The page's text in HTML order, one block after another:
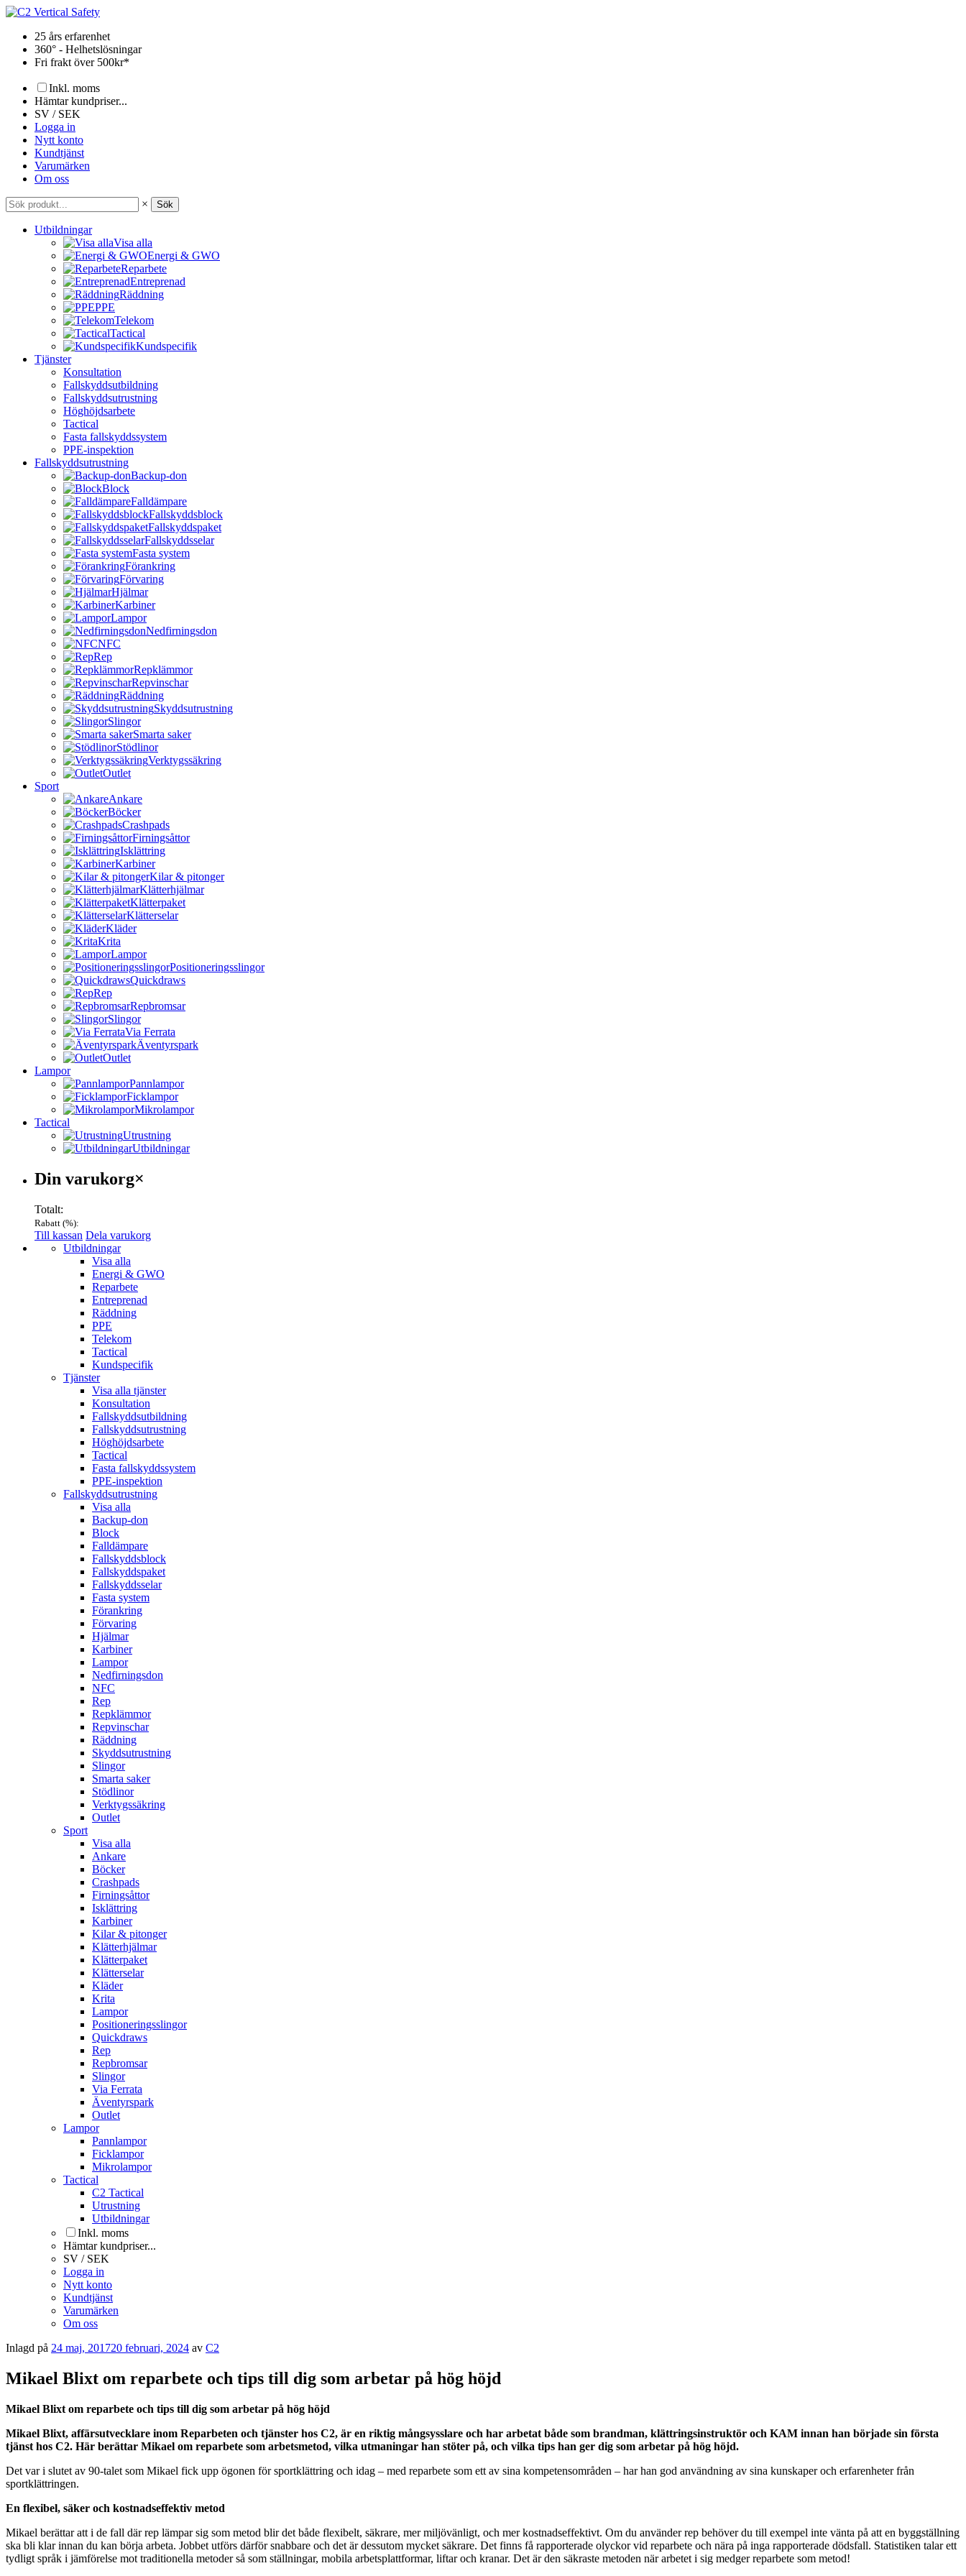
Hoppa
innehåll25 års erfarenhet
360° - Helhetslösningar
Fri frakt över 500kr*
Inkl. moms
Hämtar kundpriser...
SV / SEK
Logga in
Nytt konto
Kundtjänst
Varumärken
Om oss
× Sök
Utbildningar
Visa alla
Energi & GWO
Reparbete
Entreprenad
Räddning
PPE
Telekom
Tactical
Kundspecifik
Tjänster
Konsultation
Fallskyddsutbildning
Fallskyddsutrustning
Höghöjdsarbete
Tactical
Fasta fallskyddssystem
PPE-inspektion
Fallskyddsutrustning
Backup-don
Block
Falldämpare
Fallskyddsblock
Fallskyddspaket
Fallskyddsselar
Fasta system
Förankring
Förvaring
Hjälmar
Karbiner
Lampor
Nedfirningsdon
NFC
Rep
Repklämmor
Repvinschar
Räddning
Skyddsutrustning
Slingor
Smarta saker
Stödlinor
Verktygssäkring
Outlet
Sport
Ankare
Böcker
Crashpads
Firningsåttor
Isklättring
Karbiner
Kilar & pitonger
Klätterhjälmar
Klätterpaket
Klätterselar
Kläder
Krita
Lampor
Positioneringsslingor
Quickdraws
Rep
Repbromsar
Slingor
Via Ferrata
Äventyrspark
Outlet
Lampor
Pannlampor
Ficklampor
Mikrolampor
Tactical
Utrustning
Utbildningar
Varukorg
Din varukorg×
Totalt:
Rabatt (%):
Till kassan Dela varukorg
Menu Utbildningar
Visa alla
Energi & GWO
Reparbete
Entreprenad
Räddning
PPE
Telekom
Tactical
Kundspecifik
Tjänster
Visa alla tjänster
Konsultation
Fallskyddsutbildning
Fallskyddsutrustning
Höghöjdsarbete
Tactical
Fasta fallskyddssystem
PPE-inspektion
Fallskyddsutrustning
Visa alla
Backup-don
Block
Falldämpare
Fallskyddsblock
Fallskyddspaket
Fallskyddsselar
Fasta system
Förankring
Förvaring
Hjälmar
Karbiner
Lampor
Nedfirningsdon
NFC
Rep
Repklämmor
Repvinschar
Räddning
Skyddsutrustning
Slingor
Smarta saker
Stödlinor
Verktygssäkring
Outlet
Sport
Visa alla
Ankare
Böcker
Crashpads
Firningsåttor
Isklättring
Karbiner
Kilar & pitonger
Klätterhjälmar
Klätterpaket
Klätterselar
Kläder
Krita
Lampor
Positioneringsslingor
Quickdraws
Rep
Repbromsar
Slingor
Via Ferrata
Äventyrspark
Outlet
Lampor
Pannlampor
Ficklampor
Mikrolampor
Tactical
C2 Tactical
Utrustning
Utbildningar
Inkl. moms
Hämtar kundpriser...
SV / SEK
Logga in
Nytt konto
Kundtjänst
Varumärken
Om oss
Inlagd på 24 maj, 201720 februari, 2024 av C2
Mikael Blixt om reparbete och tips till dig som arbetar på hög höjd
Mikael Blixt om reparbete och tips till dig som arbetar på hög höjd
Mikael Blixt, affärsutvecklare inom Reparbeten och tjänster hos C2, är en riktig mångsysslare och har arbetat både som brandman, klättringsinstruktör och KAM innan han började sin första
tjänst hos C2. Här berättar Mikael om reparbete som arbetsmetod, vilka utmaningar han stöter på, och vilka tips han ger dig som arbetar på hög höjd.
Det var i slutet av 90-talet som Mikael fick upp ögonen för sportklättring och idag – med reparbete som ett av sina kompetensområden – har han god användning av sina kunskaper och erfarenheter från
sportklättringen.
En flexibel, säker och kostnadseffektiv metod
Mikael berättar att i de fall där rep lämpar sig som metod blir det både flexibelt, säkrare, mer miljövänligt, och mer kostnadseffektivt. Om du använder rep behöver du till exempel inte vänta på att en byggställning
ska bli klar innan du kan börja arbeta. Jobbet utförs därför snabbare och det är dessutom mycket säkrare. Det finns få rapporterade olyckor vid reparbete och nära på inga rapporterade dödsfall. Statistiken talar ett
tydligt språk i jämförelse mot traditionella metoder så som ställningar, mobila arbetsplattformar, liftar och kranar. Det är den säkraste metoden när arbetet i sig medger reparbete som metod!